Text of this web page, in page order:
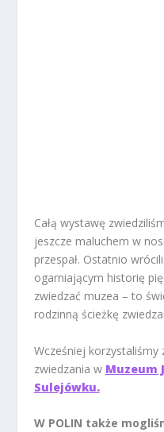
Całą wystawę
jeszcze maluchem w
przespał. Ostatnio
ogarniającym historię
zwiedzać muzea – to
rodzinną ścieżkę
Wcześniej
zwiedzania w Muzeum
Sulejówku.
W POLIN także